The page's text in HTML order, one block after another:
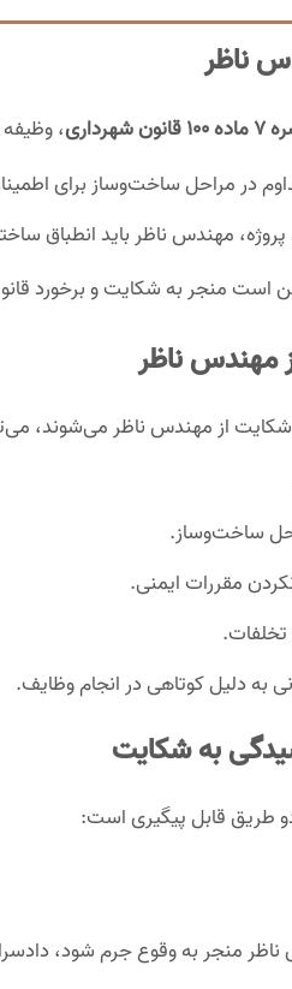
ناظر
شهرداری
،
در مراحل ساخت‌وساز برای
پروژه، مهندس ناظر باید انطباق
است منجر به شکایت و برخورد
مهندس ناظر
از مهندس ناظر می‌شوند،
ساخت‌وساز.
مقررات ایمنی.
تخلفات.
به دلیل کوتاهی در انجام وظایف.
به شکایت
طریق قابل پیگیری است:
منجر به وقوع جرم شود،